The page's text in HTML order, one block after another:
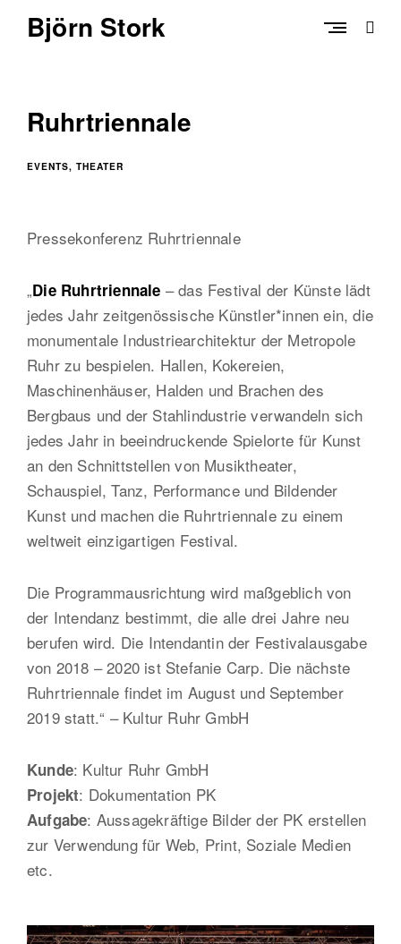
Björn Stork
open
Ruhrtriennale
EVENTS THEATER
Pressekonferenz Ruhrtriennale
„Die Ruhrtriennale – das Festival der Künste lädt
jedes Jahr zeitgenössische Künstler*innen ein, die
monumentale Industriearchitektur der Metropole
Ruhr zu bespielen. Hallen, Kokereien,
Maschinenhäuser, Halden und Brachen des
Bergbaus und der Stahlindustrie verwandeln sich
jedes Jahr in beeindruckende Spielorte für Kunst
an den Schnittstellen von Musiktheater,
Schauspiel, Tanz, Performance und Bildender
Kunst und machen die Ruhrtriennale zu einem
weltweit einzigartigen Festival.
Die Programmausrichtung wird maßgeblich von
der Intendanz bestimmt, die alle drei Jahre neu
berufen wird. Die Intendantin der Festivalausgabe
von 2018 – 2020 ist Stefanie Carp. Die nächste
Ruhrtriennale findet im August und September
2019 statt.“ – Kultur Ruhr GmbH
Kunde: Kultur Ruhr GmbH
Projekt: Dokumentation PK
Aufgabe: Aussagekräftige Bilder der PK erstellen
zur Verwendung für Web, Print, Soziale Medien
etc.